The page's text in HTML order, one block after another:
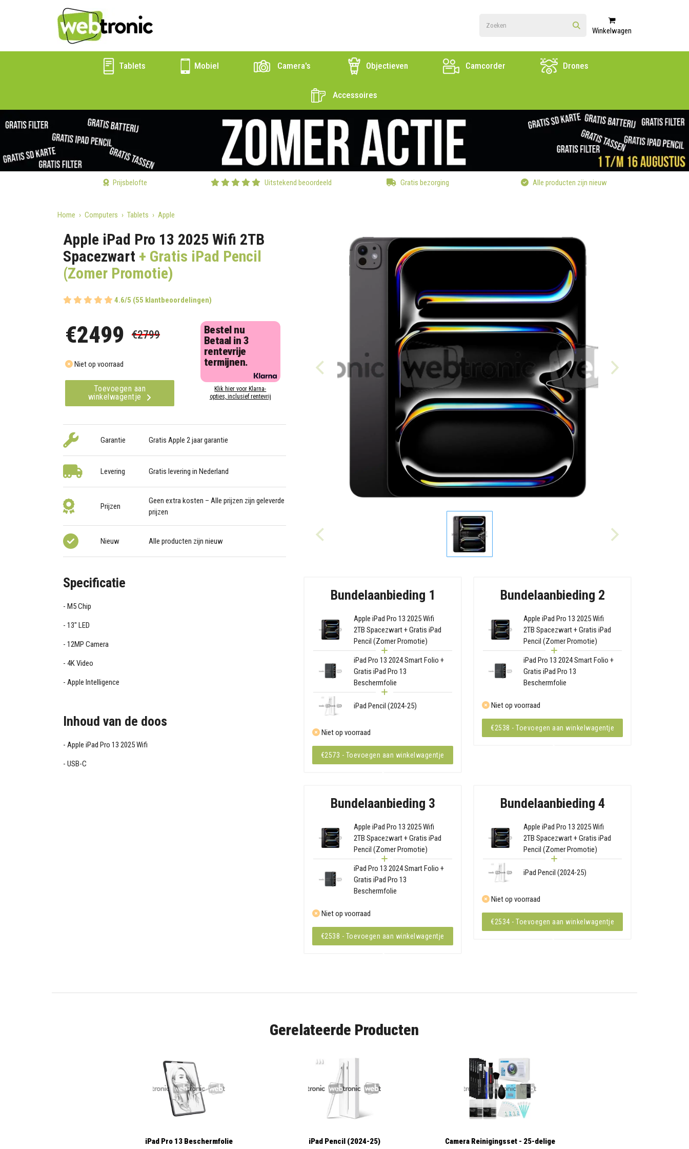
Winkelwagen
Tablets Mobiel Camera's Objectieven Camcorder Drones
Accessoires
Prijsbelofte Uitstekend beoordeeld Gratis bezorging Alle producten zijn nieuw
Home Computers Tablets Apple
Apple iPad Pro 13 2025 Wifi 2TB
Spacezwart + Gratis iPad Pencil
(Zomer Promotie)
4.6/5 (55 klantbeoordelingen)
€2499 €2799
Niet op voorraad
Toevoegen aan
winkelwagentje
Bestel nu
Betaal in 3
rentevrije
termijnen.
Klik hier voor Klarna-
opties, inclusief rentevrij
Garantie Gratis Apple 2 jaar garantie
Levering Gratis levering in Nederland
Prijzen
Geen extra kosten – Alle prijzen zijn geleverde
prijzen
Nieuw Alle producten zijn nieuw
Bundelaanbieding 1
Apple iPad Pro 13 2025 Wifi
2TB Spacezwart + Gratis iPad
Pencil (Zomer Promotie)
iPad Pro 13 2024 Smart Folio +
Gratis iPad Pro 13
Beschermfolie
iPad Pencil (2024-25)
Niet op voorraad
€2573 - Toevoegen aan winkelwagentje
Bundelaanbieding 2
Apple iPad Pro 13 2025 Wifi
2TB Spacezwart + Gratis iPad
Pencil (Zomer Promotie)
iPad Pro 13 2024 Smart Folio +
Gratis iPad Pro 13
Beschermfolie
Niet op voorraad
€2538 - Toevoegen aan winkelwagentje
Bundelaanbieding 3
Apple iPad Pro 13 2025 Wifi
2TB Spacezwart + Gratis iPad
Pencil (Zomer Promotie)
iPad Pro 13 2024 Smart Folio +
Gratis iPad Pro 13
Beschermfolie
Niet op voorraad
€2538 - Toevoegen aan winkelwagentje
Bundelaanbieding 4
Apple iPad Pro 13 2025 Wifi
2TB Spacezwart + Gratis iPad
Pencil (Zomer Promotie)
iPad Pencil (2024-25)
Niet op voorraad
€2534 - Toevoegen aan winkelwagentje
Specificatie
M5 Chip
13" LED
12MP Camera
4K Video
Apple Intelligence
Inhoud van de doos
Apple iPad Pro 13 2025 Wifi
USB-C
Gerelateerde Producten
iPad Pro 13 Beschermfolie iPad Pencil (2024-25) Camera Reinigingsset - 25-delige